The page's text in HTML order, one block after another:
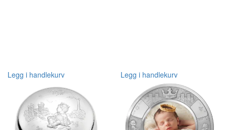
Legg i handlekurv Legg i handlekurv